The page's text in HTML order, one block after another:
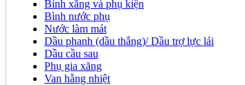
Bình xăng và phụ kiện
Bình nước phụ
Nước làm mát
Dầu phanh (dầu thắng)/ Dầu trợ lực lái
Dầu cầu sau
Phụ gia xăng
Van hằng nhiệt